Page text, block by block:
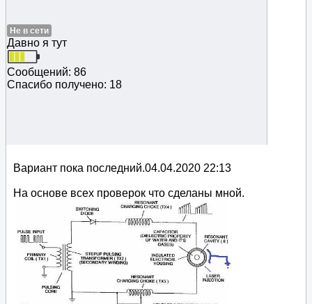
Не в сети
Давно я тут
Сообщений: 86
Спасибо получено: 18
Вариант пока последний.04.04.2020 22:13
На основе всех проверок что сделаны мной.